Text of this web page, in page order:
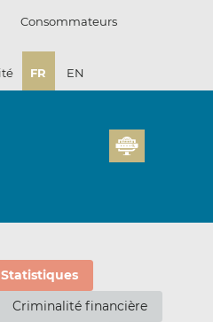
Consommateurs
FR EN
Statistiques
Criminalité financière